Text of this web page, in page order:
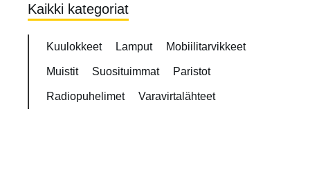
Kaikki kategoriat
Kuulokkeet Lamput Mobiilitarvikkeet
Muistit Suosituimmat Paristot
Radiopuhelimet Varavirtalähteet